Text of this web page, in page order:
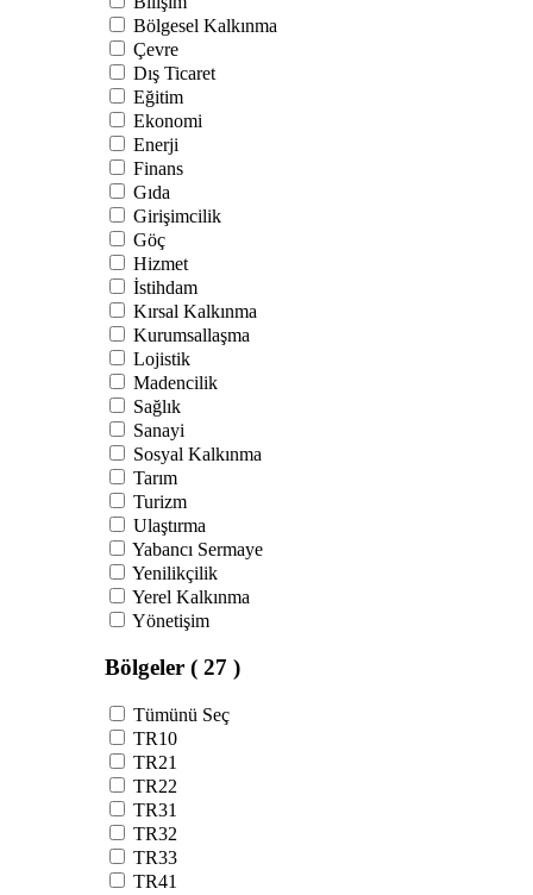
Bölgesel Kalkınma
Çevre
Dış Ticaret
Eğitim
Ekonomi
Enerji
Finans
Gıda
Girişimcilik
Göç
Hizmet
İstihdam
Kırsal Kalkınma
Kurumsallaşma
Lojistik
Madencilik
Sağlık
Sanayi
Sosyal Kalkınma
Tarım
Turizm
Ulaştırma
Yabancı Sermaye
Yenilikçilik
Yerel Kalkınma
Yönetişim
Bölgeler ( 27 )
Tümünü Seç
TR10
TR21
TR22
TR31
TR32
TR33
TR41